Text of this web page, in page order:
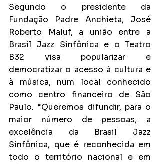
Segundo o presidente da
Fundação Padre Anchieta, José
Roberto Maluf, a união entre a
Brasil Jazz Sinfônica e o Teatro
B32 visa popularizar e
democratizar o acesso à cultura e
à música, num local conhecido
como centro financeiro de São
Paulo. “Queremos difundir, para o
maior número de pessoas, a
excelência da Brasil Jazz
Sinfônica, que é reconhecida em
todo o território nacional e em